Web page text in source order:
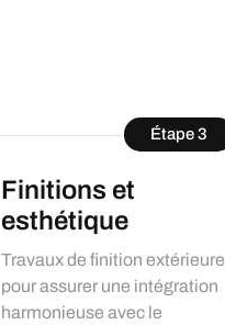
Étape 3
Finitions et
esthétique
Travaux de finition extérieure
pour assurer une intégration
harmonieuse avec le